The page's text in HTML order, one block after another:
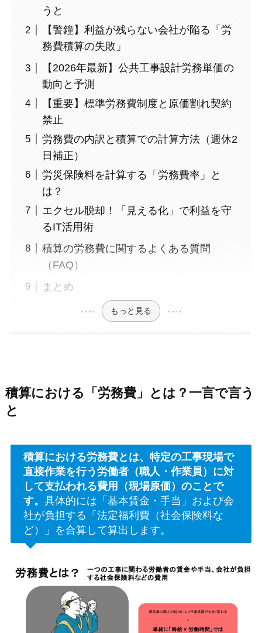
うと
【警鐘】利益が残らない会社が陥る「労
務費積算の失敗」
【2026年最新】公共工事設計労務単価の
動向と予測
【重要】標準労務費制度と原価割れ契約
禁止
労務費の内訳と積算での計算方法（週休2
日補正）
労災保険料を計算する「労務費率」と
は？
エクセル脱却！「見える化」で利益を守
るIT活用術
積算の労務費に関するよくある質問
（FAQ）
まとめ
もっと見る
積算における「労務費」とは？一言で言う
と
積算における労務費とは、特定の工事現場で
直接作業を行う労働者（職人・作業員）に対
して支払われる費用（現場原価）のことで
す。具体的には「基本賃金・手当」および会
社が負担する「法定福利費（社会保険料な
ど）」を合算して算出します。